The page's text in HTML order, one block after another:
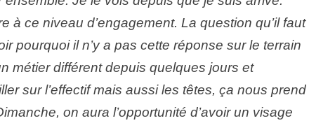
à ce niveau d’engagement. La question qu’il faut
pourquoi il n’y a pas cette réponse sur le terrain
métier différent depuis quelques jours et
sur l’effectif mais aussi les têtes, ça nous prend
on aura l’opportunité d’avoir un visage